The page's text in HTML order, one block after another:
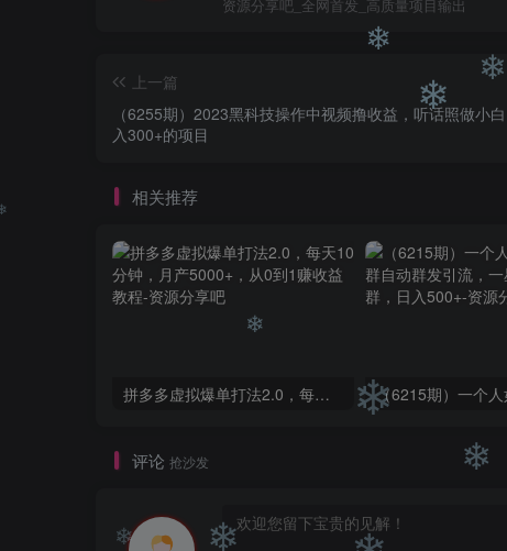
资源分享吧_全网首发_高质量项目输出
上一篇
（6255期）2023黑科技操作中视频撸收益，听话照做小
入300+的项目
相关推荐
拼多多虚拟爆单打法2.0，每天10分钟，月产5000+，从0到1赚收益教程
评论 抢沙发
❄
❄